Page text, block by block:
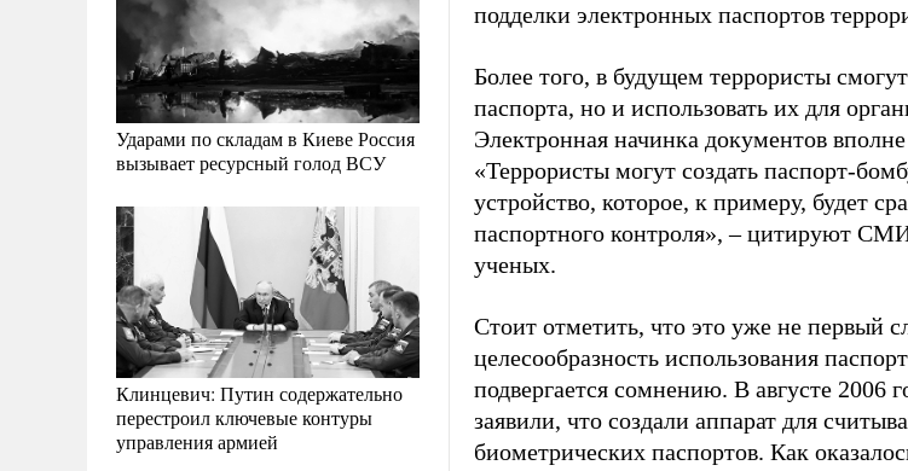
Ударами по складам в Киеве Россия
вызывает ресурсный голод ВСУ
Клинцевич: Путин содержательно
перестроил ключевые контуры
управления армией
подделки электронных паспортов
Более того, в будущем террористы
паспорта, но и использовать их для
Электронная начинка документов вполне
«Террористы могут создать паспорт-
устройство, которое, к примеру, будет
паспортного контроля», – цитируют
ученых.
Стоит отметить, что это уже не первый
целесообразность использования
подвергается сомнению. В августе 2006
заявили, что создали аппарат для
биометрических паспортов. Как